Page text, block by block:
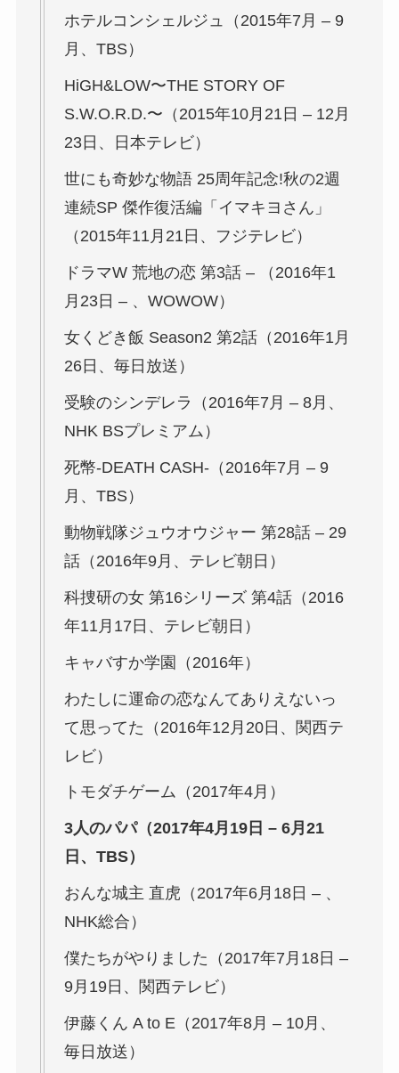
ホテルコンシェルジュ（2015年7月 – 9
月、TBS）
HiGH&LOW〜THE STORY OF
S.W.O.R.D.〜（2015年10月21日 – 12月
23日、日本テレビ）
世にも奇妙な物語 25周年記念!秋の2週
連続SP 傑作復活編「イマキヨさん」
（2015年11月21日、フジテレビ）
ドラマW 荒地の恋 第3話 – （2016年1
月23日 – 、WOWOW）
女くどき飯 Season2 第2話（2016年1月
26日、毎日放送）
受験のシンデレラ（2016年7月 – 8月、
NHK BSプレミアム）
死幣-DEATH CASH-（2016年7月 – 9
月、TBS）
動物戦隊ジュウオウジャー 第28話 – 29
話（2016年9月、テレビ朝日）
科捜研の女 第16シリーズ 第4話（2016
年11月17日、テレビ朝日）
キャバすか学園（2016年）
わたしに運命の恋なんてありえないっ
て思ってた（2016年12月20日、関西テ
レビ）
トモダチゲーム（2017年4月）
3人のパパ（2017年4月19日 – 6月21
日、TBS）
おんな城主 直虎（2017年6月18日 – 、
NHK総合）
僕たちがやりました（2017年7月18日 –
9月19日、関西テレビ）
伊藤くん A to E（2017年8月 – 10月、
毎日放送）